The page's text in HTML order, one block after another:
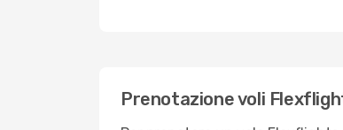
Prenotazione voli